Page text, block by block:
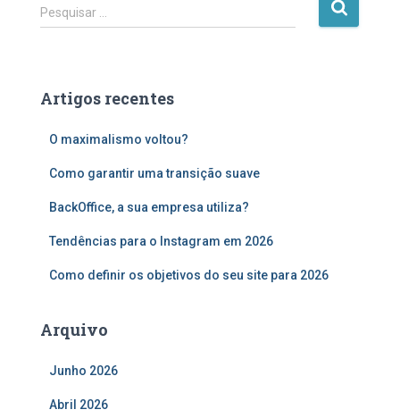
P
e
i
Pesquisar …
Artigos recentes
O maximalismo voltou?
Como garantir uma transição suave
BackOffice, a sua empresa utiliza?
Tendências para o Instagram em 2026
Como definir os objetivos do seu site para 2026
Arquivo
Junho 2026
Abril 2026